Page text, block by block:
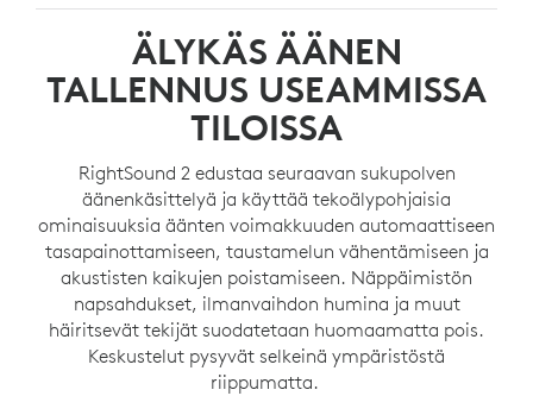
ÄLYKÄS ÄÄNEN
TALLENNUS USEAMMISSA
TILOISSA
RightSound 2 edustaa seuraavan sukupolven
äänenkäsittelyä ja käyttää tekoälypohjaisia
ominaisuuksia äänten voimakkuuden automaattiseen
tasapainottamiseen, taustamelun vähentämiseen ja
akustisten kaikujen poistamiseen. Näppäimistön
napsahdukset, ilmanvaihdon humina ja muut
häiritsevät tekijät suodatetaan huomaamatta pois.
Keskustelut pysyvät selkeinä ympäristöstä
riippumatta.